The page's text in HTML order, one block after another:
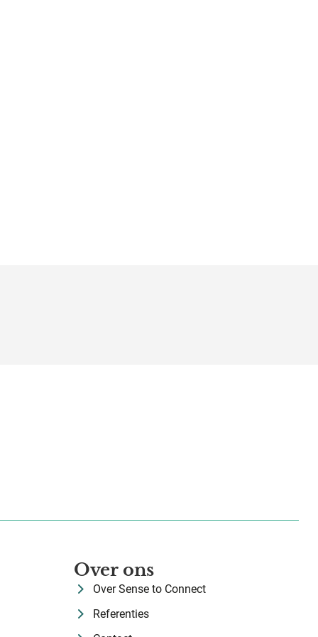
Over ons
Over Sense to Connect
Referenties